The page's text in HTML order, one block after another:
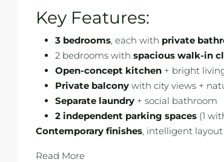
Key Features:
3 bedrooms, each with private
2 bedrooms with spacious walk-in
Open-concept kitchen + bright
Private balcony with city views +
Separate laundry + social bathroom
2 independent parking spaces (1
Contemporary finishes, intelligent
Read More